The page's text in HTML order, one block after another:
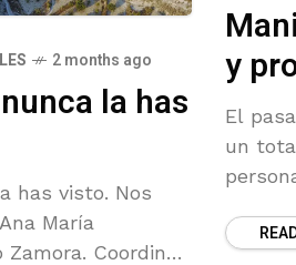
2 months ago
la has
has visto. Nos
María
Coordina:
y
El
un